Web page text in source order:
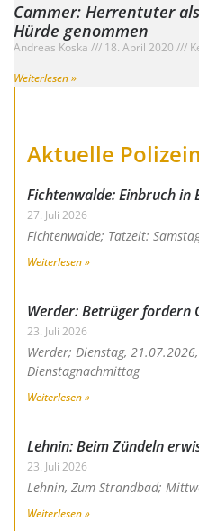
Cammer: Herrentuter
Hürde genommen
Andreas Koska 18. April 2020
Weiterlesen »
Aktuelle
Fichtenwalde: Einbruch in
27. Juli 2026
Fichtenwalde; Tatzeit:
Weiterlesen »
Werder: Betrüger fordern
23. Juli 2026
Werder; Dienstag,
Dienstagnachmittag
Weiterlesen »
Lehnin: Beim Zündeln
23. Juli 2026
Lehnin, Zum Strandbad;
Weiterlesen »